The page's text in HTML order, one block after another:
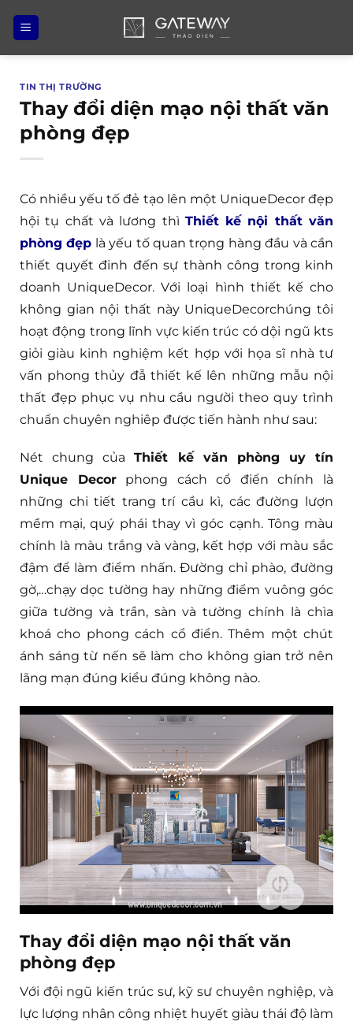
qua
nội
TIN THỊ TRƯỜNG
Thay đổi diện mạo nội thất văn
phòng đẹp
Có nhiều yếu tố đẻ tạo lên một UniqueDecor đẹp
hội tụ chất và lương thì Thiết kế nội thất văn
phòng đẹp là yếu tố quan trọng hàng đầu và cần
thiết quyết đinh đến sự thành công trong kinh
doanh UniqueDecor. Với loại hình thiết kế cho
không gian nội thất này UniqueDecorchúng tôi
hoạt động trong lĩnh vực kiến trúc có dội ngũ kts
giỏi giàu kinh nghiệm kết hợp với họa sĩ nhà tư
vấn phong thủy đẫ thiết kế lên những mẫu nội
thất đẹp phục vụ nhu cầu người theo quy trình
chuẩn chuyên nghiêp được tiến hành như sau:
Nét chung củaThiết kế văn phòng uy tín
Unique Decorphong cách cổ điển chính là
những chi tiết trang trí cầu kì, các đường lượn
mềm mại, quý phái thay vì góc cạnh. Tông màu
chính là màu trắng và vàng, kết hợp với màu sắc
đậm để làm điểm nhấn. Đường chỉ phào, đường
gờ,…chạy dọc tường hay những điểm vuông góc
giữa tường và trần, sàn và tường chính là chìa
khoá cho phong cách cổ điển. Thêm một chút
ánh sáng từ nến sẽ làm cho không gian trở nên
lãng mạn đúng kiểu đúng không nào.
Thay đổi diện mạo nội thất văn
phòng đẹp
Với đội ngũ kiến trúc sư, kỹ sư chuyên nghiệp, và
lực lượng nhân công nhiệt huyết giàu thái độ làm